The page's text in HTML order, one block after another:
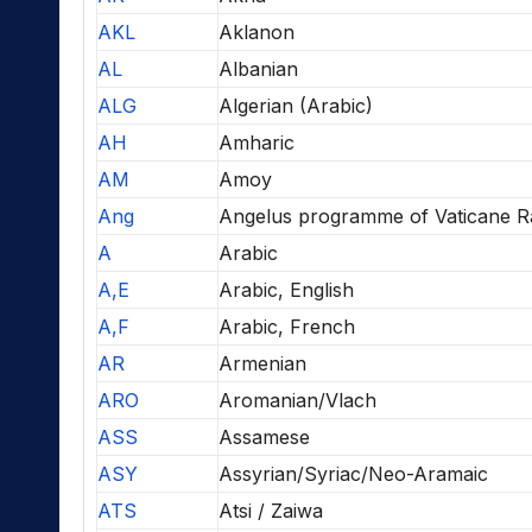
AKL
Aklanon
AL
Albanian
ALG
Algerian (Arabic)
AH
Amharic
AM
Amoy
Ang
Angelus programme of Vaticane
A
Arabic
A,E
Arabic, English
A,F
Arabic, French
AR
Armenian
ARO
Aromanian/Vlach
ASS
Assamese
ASY
Assyrian/Syriac/Neo-Aramaic
ATS
Atsi / Zaiwa